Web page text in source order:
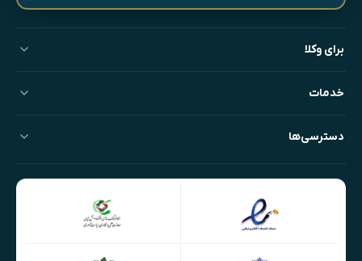
برای وکلا
خدمات
دسترسی‌ها